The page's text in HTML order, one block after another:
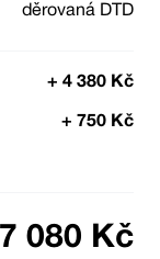
děrovaná DTD
+ 4 380 Kč
+ 750 Kč
7 080 Kč